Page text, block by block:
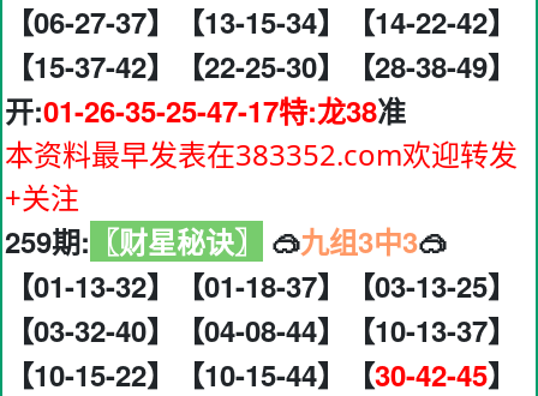
【06-27-37】【13-15-34】【14-22-42】
【15-37-42】【22-25-30】【28-38-49】
开:01-26-35-25-47-17特:龙38准
本资料最早发表在383352.com欢迎转发
+关注
259期: 〖财星秘诀〗 🥽九组3中3🥽
【01-13-32】【01-18-37】【03-13-25】
【03-32-40】【04-08-44】【10-13-37】
【10-15-22】【10-15-44】【30-42-45】